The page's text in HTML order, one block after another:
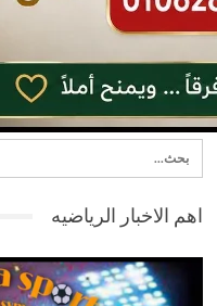
اهم الاخبار الرياضيه